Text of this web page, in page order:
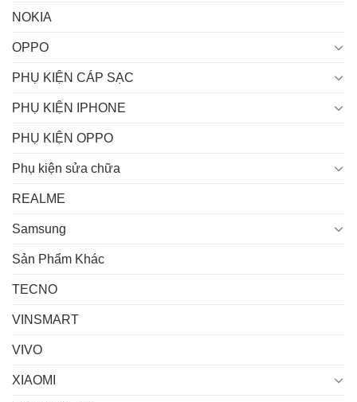
NOKIA
OPPO
PHỤ KIỆN CÁP SẠC
PHỤ KIỆN IPHONE
PHỤ KIỆN OPPO
Phụ kiện sửa chữa
REALME
Samsung
Sản Phẩm Khác
TECNO
VINSMART
VIVO
XIAOMI